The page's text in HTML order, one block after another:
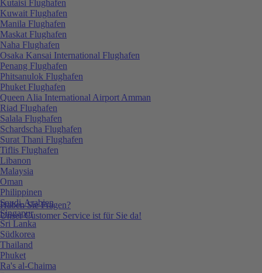
Haben Sie Fragen?
Unser Customer Service ist für Sie da!
Kutaisi Flughafen
Kuwait Flughafen
Manila Flughafen
Maskat Flughafen
Naha Flughafen
Osaka Kansai International Flughafen
Penang Flughafen
Phitsanulok Flughafen
Phuket Flughafen
Queen Alia International Airport Amman
Riad Flughafen
Salala Flughafen
Schardscha Flughafen
Surat Thani Flughafen
Tiflis Flughafen
Libanon
Malaysia
Oman
Philippinen
Saudi-Arabien
Singapur
Sri Lanka
Südkorea
Thailand
Phuket
Ra's al-Chaima